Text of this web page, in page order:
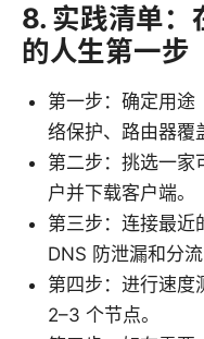
8. 实践清单：
的人生第一步
第一步：确定用途
络保护、路由器覆
第二步：挑选一家
户并下载客户端。
第三步：连接最近
DNS 防泄漏和分流
第四步：进行速度
2–3 个节点。